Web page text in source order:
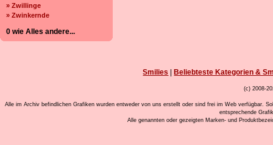
» Zwillinge
» Zwinkernde
0 wie Alles andere...
Smilies Beliebteste Kategorien &
(c) 2008-
Alle im Archiv befindlichen Grafiken wurden entweder von uns erstellt oder sind frei im Web verfügbar.
entsprechende
Alle genannten oder gezeigten Marken- und